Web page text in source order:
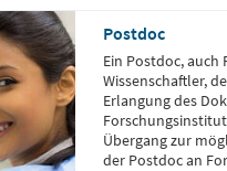
Postdoc
Ein Postdoc,
Wissenschaftler,
Erlangung des
Übergang zur
der Postdoc an